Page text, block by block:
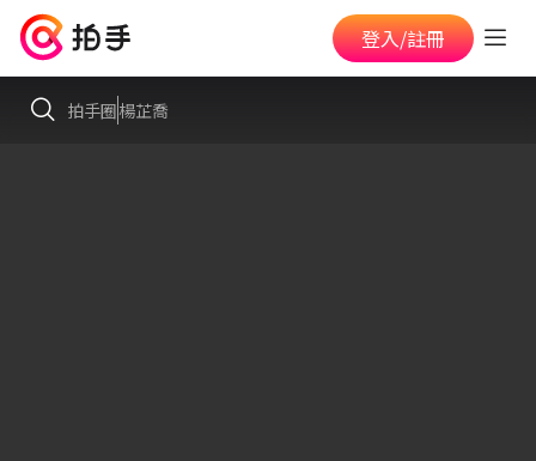
登入/註冊
拍手圈楊芷喬